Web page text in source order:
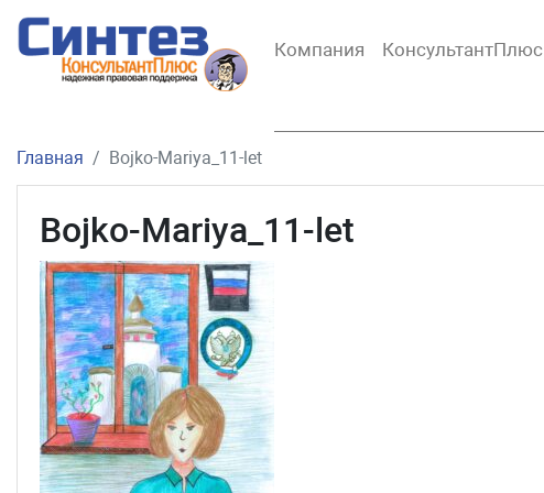
Компания КонсультантПлюс
Главная Bojko-Mariya_11-let
Bojko-Mariya_11-let